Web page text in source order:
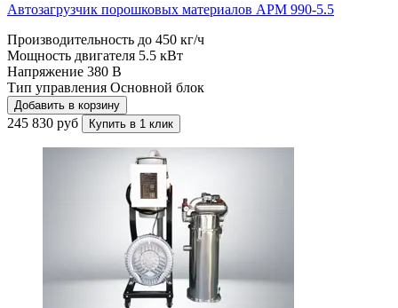
Автозагрузчик порошковых материалов APM 990-5.5
Производительность до 450 кг/ч
Мощность двигателя 5.5 кВт
Напряжение 380 В
Тип управления Основной блок
Добавить в корзину
245 830 руб Купить в 1 клик